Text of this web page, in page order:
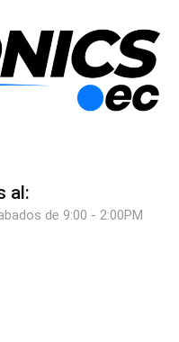
al:
de 9:00 - 2:00PM